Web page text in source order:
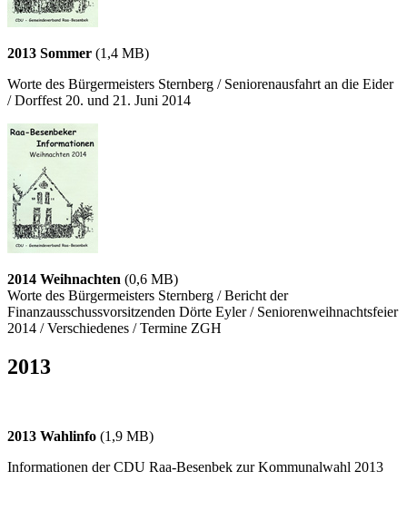
2013 Sommer (1,4 MB)
Worte des Bürgermeisters Sternberg / Seniorenausfahrt an die Eider
/ Dorffest 20. und 21. Juni 2014
2014 Weihnachten (0,6 MB)
Worte des Bürgermeisters Sternberg / Bericht der
Finanzausschussvorsitzenden Dörte Eyler / Seniorenweihnachtsfeier
2014 / Verschiedenes / Termine ZGH
2013
2013 Wahlinfo (1,9 MB)
Informationen der CDU Raa-Besenbek zur Kommunalwahl 2013